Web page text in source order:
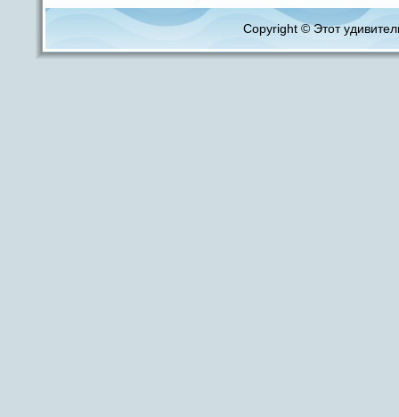
Copyright © Этот